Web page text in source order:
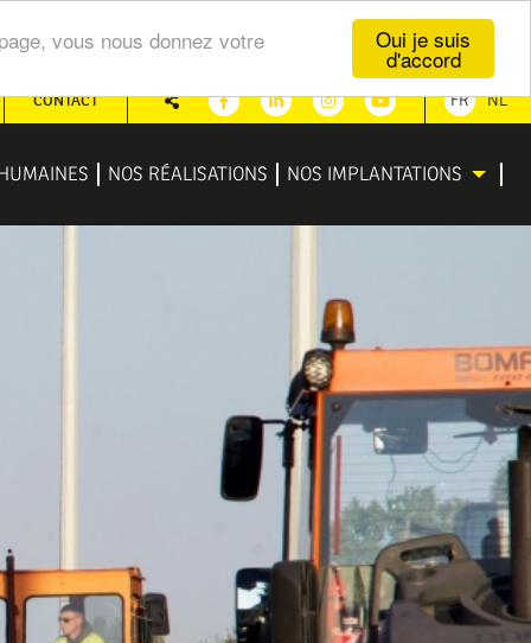
Oui je suis
d'accord
vous nous donnez votre
NOS RÉALISATIONS NOS IMPLANTATIONS
CONTACT
FacebookLinkedinInstagramYoutube
Partager
FR NL